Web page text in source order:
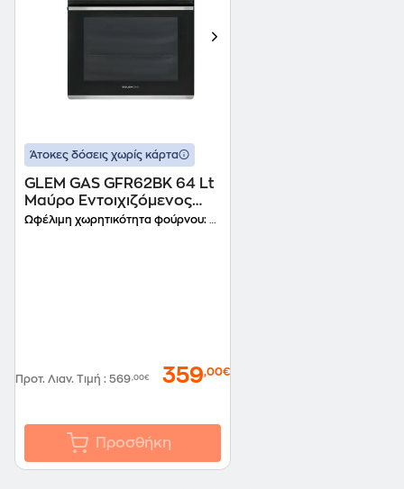
Άτοκες δόσεις χωρίς κάρτα
GLEM GAS GFR62BK 64 Lt
Μαύρο Εντοιχιζόμενος
Φούρνος Άνω Πάγκου
Ωφέλιμη χωρητικότητα φούρνου:
Προτ. Λιαν. Τιμή : 569,00€ 359,00€
Προσθήκη